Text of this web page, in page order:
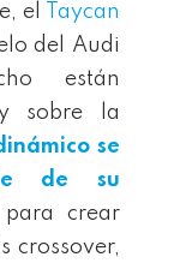
el
Taycan
del Audi
están
sobre la
se
de su
crear
crossover,